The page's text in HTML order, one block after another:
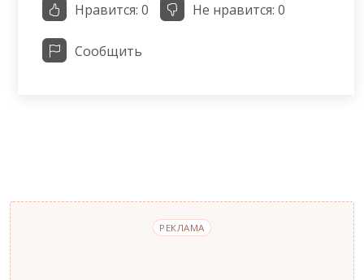
Нравится: 0 Не нравится: 0
Сообщить
РЕКЛАМА